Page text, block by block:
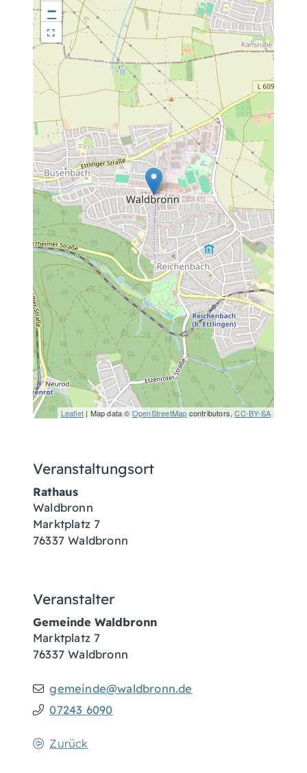
−
Leaflet| Map data © OpenStreetMap contributors,CC-BY-SA
Veranstaltungsort
Rathaus
Waldbronn
Marktplatz 7
76337 Waldbronn
Veranstalter
Gemeinde Waldbronn
Marktplatz 7
76337 Waldbronn
gemeinde@waldbronn.de
07243 6090
Zurück